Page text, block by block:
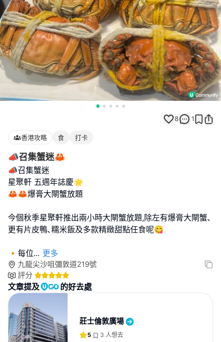
8 1
香港攻略 食 打卡
📣召集蟹迷🦀
📣召集蟹迷
星聚軒 五週年誌慶🌟
🦀🦀爆膏大閘蟹放題
今個秋季星聚軒推出兩小時大閘蟹放題,除左有爆膏大閘蟹､
更有片皮鴨､糯米飯及多款精緻甜點任食呢😋
🔸每位... 更多
九龍尖沙咀彌敦道219號
評分
文章提及 的好去處
莊士倫敦廣場
5 3 人想去